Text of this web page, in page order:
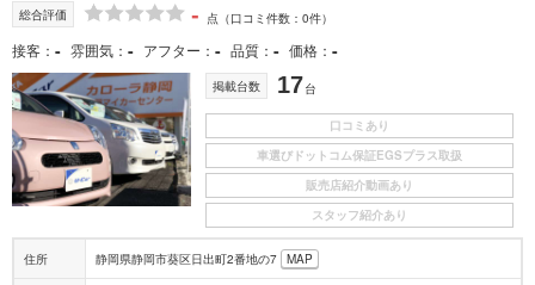
総合評価 - 点 （口コミ件数：0件）
接客 - 雰囲気 - アフター - 品質 - 価格 -
掲載台数 17台
口コミあり
車選びドットコム保証EGSプラス取扱
販売店紹介動画あり
スタッフ紹介あり
住所 静岡県静岡市葵区日出町2番地の7 MAP